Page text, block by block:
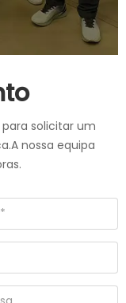
solicitar um
nossa equipa